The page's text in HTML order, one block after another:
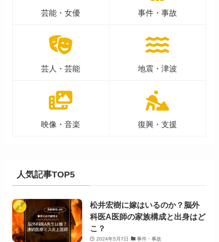
芸能・女優 事件・事故
芸人・芸能 地震・津波
映像・音楽 復興・支援
人気記事TOP5
松井宏樹に嫁はいるのか？脳外
科医A医師の家族構成と出身はど
こ？
2024年5月7日 事件・事故